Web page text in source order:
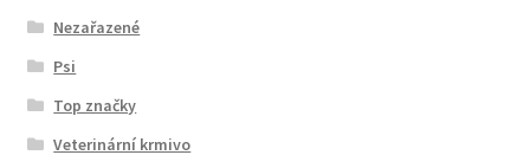
Nezařazené
Psi
Top značky
Veterinární krmivo